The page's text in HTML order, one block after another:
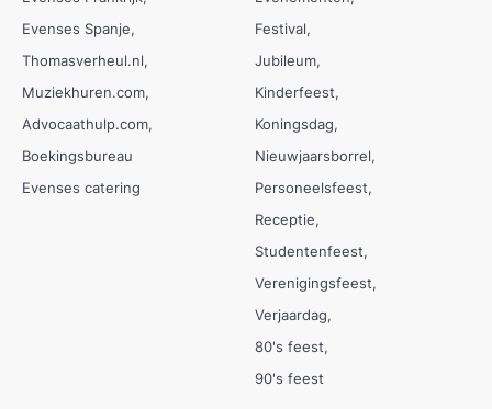
Evenses Spanje
Thomasverheul.nl
Muziekhuren.com
Advocaathulp.com
Boekingsbureau
Evenses catering
Festival
Jubileum
Kinderfeest
Koningsdag
Nieuwjaarsborrel
Personeelsfeest
Receptie
Studentenfeest
Verenigingsfeest
Verjaardag
80's feest
90's feest